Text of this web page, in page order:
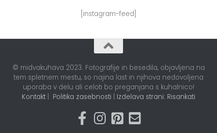
[instagram-feed]
© midvakuhava 2023. Fotografije in besedila, objavljena na
tem spletnem mestu, so najina last in njihova nedovoljena
uporaba v delu ali celoti bo preganjana s kuhalnico!
Kontakt
Politika zasebnosti Izdelava strani: Risankati